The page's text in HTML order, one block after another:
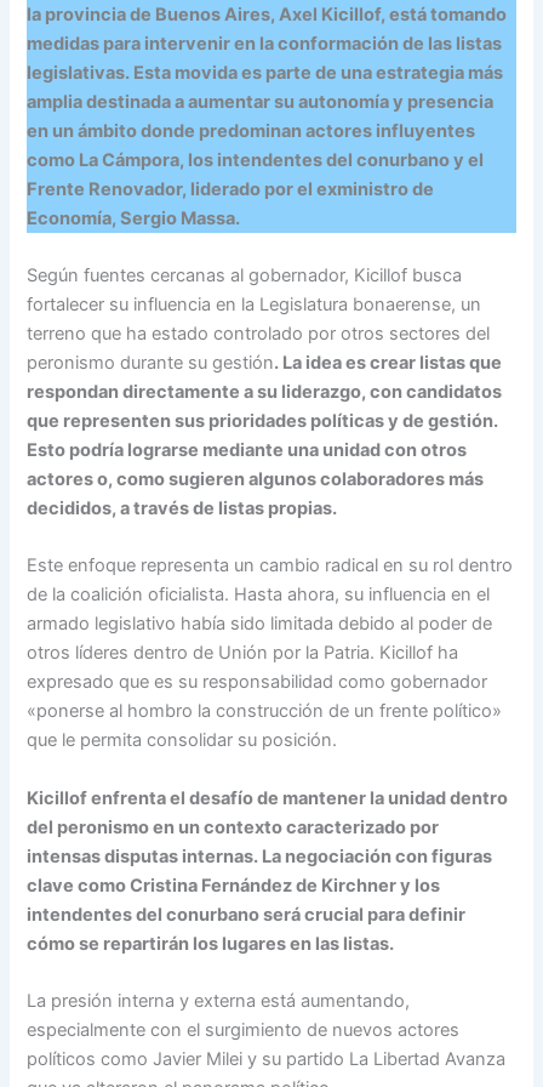
la provincia de Buenos Aires, Axel Kicillof, está tomando
medidas para intervenir en la conformación de las listas
legislativas. Esta movida es parte de una estrategia más
amplia destinada a aumentar su autonomía y presencia
en un ámbito donde predominan actores influyentes
como La Cámpora, los intendentes del conurbano y el
Frente Renovador, liderado por el exministro de
Economía, Sergio Massa.
Según fuentes cercanas al gobernador, Kicillof busca
fortalecer su influencia en la Legislatura bonaerense, un
terreno que ha estado controlado por otros sectores del
peronismo durante su gestión. La idea es crear listas que
respondan directamente a su liderazgo, con candidatos
que representen sus prioridades políticas y de gestión.
Esto podría lograrse mediante una unidad con otros
actores o, como sugieren algunos colaboradores más
decididos, a través de listas propias.
Este enfoque representa un cambio radical en su rol dentro
de la coalición oficialista. Hasta ahora, su influencia en el
armado legislativo había sido limitada debido al poder de
otros líderes dentro de Unión por la Patria. Kicillof ha
expresado que es su responsabilidad como gobernador
«ponerse al hombro la construcción de un frente político»
que le permita consolidar su posición.
Kicillof enfrenta el desafío de mantener la unidad dentro
del peronismo en un contexto caracterizado por
intensas disputas internas. La negociación con figuras
clave como Cristina Fernández de Kirchner y los
intendentes del conurbano será crucial para definir
cómo se repartirán los lugares en las listas.
La presión interna y externa está aumentando,
especialmente con el surgimiento de nuevos actores
políticos como Javier Milei y su partido La Libertad Avanza